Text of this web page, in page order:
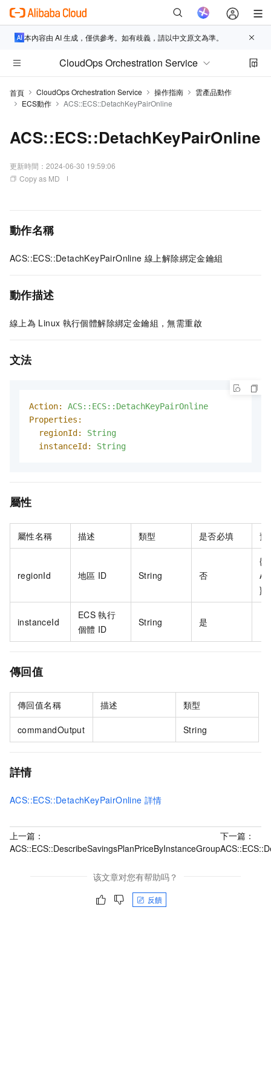
本內容由 AI 生成，僅供參考。如有歧義，請以中文原文為準。
CloudOps Orchestration Service
首頁 CloudOps Orchestration Service 操作指南
雲產品動作
ECS動作
ACS::ECS::DetachKeyPairOnline
ACS::ECS::DetachKeyPairOnline
更新時間： 2024-06-30 19:59:06
Copy as MD
動作名稱
ACS::ECS::DetachKeyPairOnline 線上解除綁定金鑰組
動作描述
線上為 Linux 執行個體解除綁定金鑰組，無需重啟
文法
Action:
ACS::ECS::DetachKeyPairOnline
Properties:
regionId:
String
instanceId:
String
屬性
屬性名稱 描述 類型 是否必填 預
regionId 地區 ID String 否
{{
}}
instanceId
ECS 執行
個體 ID
String 是
傳回值
傳回值名稱 描述 類型
commandOutput String
詳情
ACS::ECS::DetachKeyPairOnline 詳情
上一篇：
ACS::ECS::DescribeSavingsPlanPriceByInstanceGroup
下一篇：
该文章对您有帮助吗？
反饋